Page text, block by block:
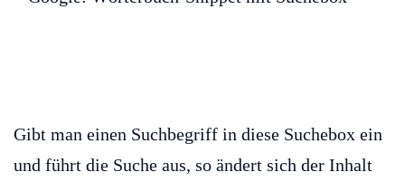
Gibt man einen Suchbegriff in diese Suchebox ein
und führt die Suche aus, so ändert sich der Inhalt